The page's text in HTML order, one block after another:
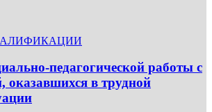
педагогической работы с
оказавшихся в трудной